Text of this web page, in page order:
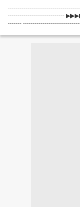
-----------------------------
-------